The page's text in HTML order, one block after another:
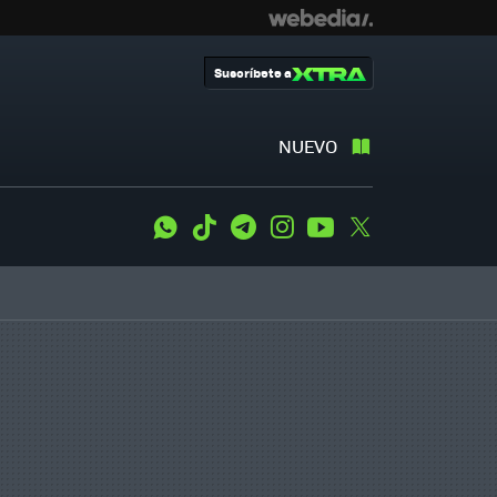
NUEVO
Suscríbete a
WhatsApp
Tiktok TelegramInstagramYoutube